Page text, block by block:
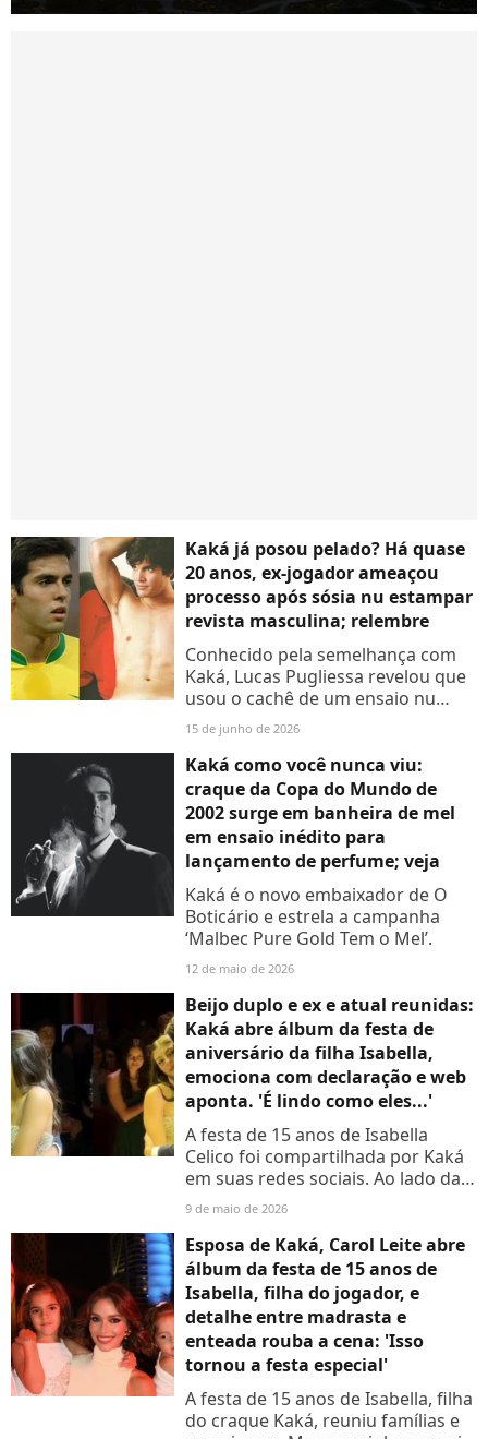
Kaká já posou pelado? Há quase
20 anos, ex-jogador ameaçou
processo após sósia nu estampar
revista masculina; relembre
Conhecido pela semelhança com
Kaká, Lucas Pugliessa revelou que
usou o cachê de um ensaio nu
para quitar dívidas
15 de junho de 2026
Kaká como você nunca viu:
craque da Copa do Mundo de
2002 surge em banheira de mel
em ensaio inédito para
lançamento de perfume; veja
Kaká é o novo embaixador de O
Boticário e estrela a campanha
‘Malbec Pure Gold Tem o Mel’.
12 de maio de 2026
Beijo duplo e ex e atual reunidas:
Kaká abre álbum da festa de
aniversário da filha Isabella,
emociona com declaração e web
aponta. 'É lindo como eles...'
A festa de 15 anos de Isabella
Celico foi compartilhada por Kaká
em suas redes sociais. Ao lado da
ex e da atual esposa, ex-jogador
deixou internautas emocionados
ao se declarar para...
9 de maio de 2026
Esposa de Kaká, Carol Leite abre
álbum da festa de 15 anos de
Isabella, filha do jogador, e
detalhe entre madrasta e
enteada rouba a cena: 'Isso
tornou a festa especial'
A festa de 15 anos de Isabella, filha
do craque Kaká, reuniu famílias e